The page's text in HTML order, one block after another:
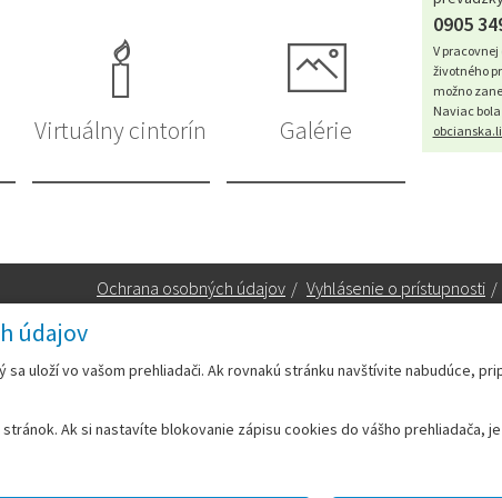
údajov
uloží vo vašom prehliadači. Ak rovnakú stránku navštívite nabudúce,
Ak si nastavíte blokovanie zápisu cookies do vášho prehliadača,
Virtuálny cintorín Galérie
0905
V
životného
možno
Naviac
Ochrana osobných údajov / Vyhlásenie o prístupnosti /
Email:mesto@leopoldov.sk
Primátorka: